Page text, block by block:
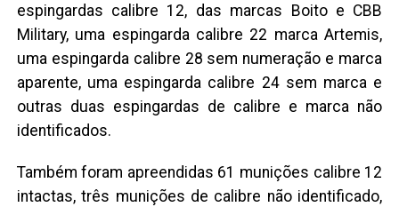
espingardas calibre 12, das marcas Boito e CBB
Military, uma espingarda calibre 22 marca Artemis,
uma espingarda calibre 28 sem numeração e marca
aparente, uma espingarda calibre 24 sem marca e
outras duas espingardas de calibre e marca não
identificados.
Também foram apreendidas 61 munições calibre 12
intactas, três munições de calibre não identificado,